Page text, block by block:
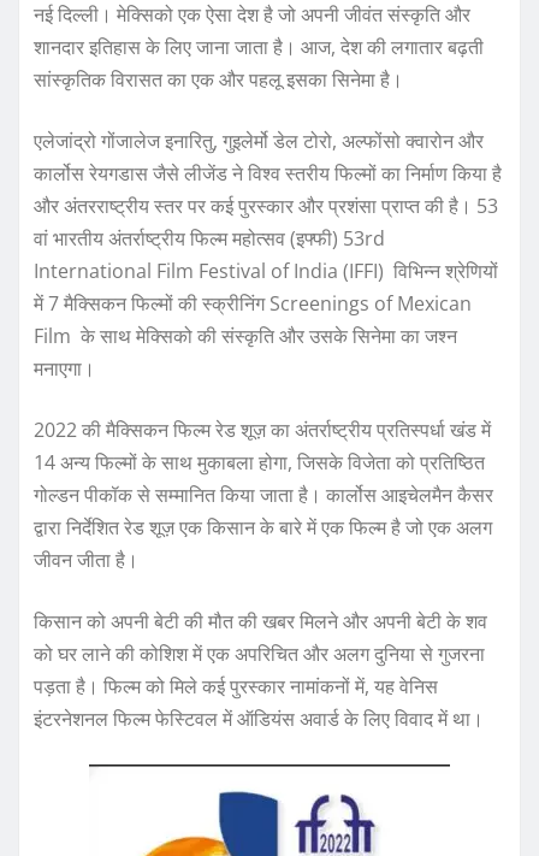
नई दिल्ली। मेक्सिको एक ऐसा देश है जो अपनी जीवंत संस्कृति और
शानदार इतिहास के लिए जाना जाता है। आज, देश की लगातार बढ़ती
सांस्कृतिक विरासत का एक और पहलू इसका सिनेमा है।
एलेजांद्रो गोंजालेज इनारितु, गुइलेर्मो डेल टोरो, अल्फोंसो क्वारोन और
कार्लोस रेयगडास जैसे लीजेंड ने विश्व स्तरीय फिल्मों का निर्माण किया है
और अंतरराष्ट्रीय स्तर पर कई पुरस्कार और प्रशंसा प्राप्त की है। 53
वां भारतीय अंतर्राष्ट्रीय फिल्म महोत्सव (इफ्फी) 53rd
International Film Festival of India (IFFI) विभिन्न श्रेणियों
में 7 मैक्सिकन फिल्मों की स्क्रीनिंग Screenings of Mexican
Film के साथ मेक्सिको की संस्कृति और उसके सिनेमा का जश्न
मनाएगा।
2022 की मैक्सिकन फिल्म रेड शूज़ का अंतर्राष्ट्रीय प्रतिस्पर्धा खंड में
14 अन्य फिल्मों के साथ मुकाबला होगा, जिसके विजेता को प्रतिष्ठित
गोल्डन पीकॉक से सम्मानित किया जाता है। कार्लोस आइचेलमैन कैसर
द्वारा निर्देशित रेड शूज़ एक किसान के बारे में एक फिल्म है जो एक अलग
जीवन जीता है।
किसान को अपनी बेटी की मौत की खबर मिलने और अपनी बेटी के शव
को घर लाने की कोशिश में एक अपरिचित और अलग दुनिया से गुजरना
पड़ता है। फिल्म को मिले कई पुरस्कार नामांकनों में, यह वेनिस
इंटरनेशनल फिल्म फेस्टिवल में ऑडियंस अवार्ड के लिए विवाद में था।